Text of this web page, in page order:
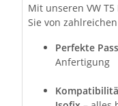
Mit unseren VW
Sie von
Perfekte
Anfertigung